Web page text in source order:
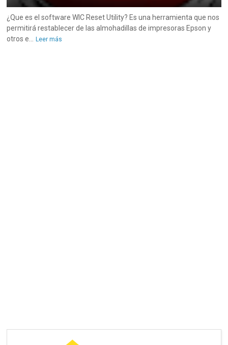
¿Que es el software WIC Reset Utility? Es una herramienta que nos
permitirá restablecer de las almohadillas de impresoras Epson y
otros e...
Leer más